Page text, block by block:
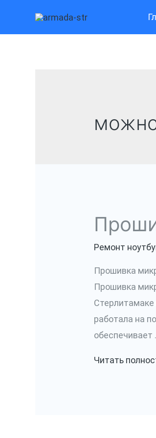
Ремонт
Прошивка
Прошивка
работала на
обеспечивает
Прошивка
Читать